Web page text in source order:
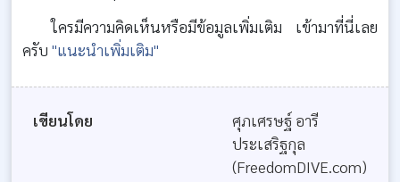
ใครมีความคิดเห็นหรือมีข้อมูลเพิ่มเติม เข้ามาที่นี่เลย
ครับ "แนะนำเพิ่มเติม"
เขียนโดย
ศุภเศรษฐ์ อารี
ประเสริฐกุล
(FreedomDIVE.com)